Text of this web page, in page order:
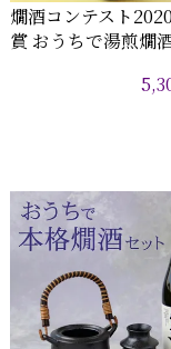
燗酒コンテスト
賞 おうちで湯煎燗